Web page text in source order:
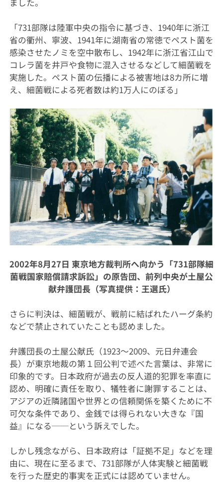
ました。
「731部隊は陸軍中央の指令に基づき、1940年に浙江
省の衢州、寧波、1941年に湖南省の常徳でペスト菌を
感染させたノミを空中散布し、1942年に浙江省江山で
コレラ菌を井戸や食物に混入させるなどして細菌戦を
実施した。ペスト菌の伝播による被害地は8カ所に増
え、細菌戦による死者数は約1万人にのぼる」
2002年8月27日 東京地方裁判所へ向かう「731部隊細
菌戦国家賠償請求訴訟」の原告団、前列中央が土屋公
献弁護団長（写真提供：王選氏）
さらに判決は、細菌戦が、戦前に結ばれたハーグ条約
などで禁止されていたことも認めました。
弁護団長の土屋公献氏（1923～2009、元日弁連会
長）が東京地裁の第１回公判で述べた言葉は、非常に
印象的です。日本政府が過去の反人道的犯罪を率直に
認め、明確に責任を取り、犠牲者に謝罪することは、
アジアの近隣諸国や世界との信頼関係を築くために不
可欠な条件であり、金銭では得られない大きな『国
益』になる──という訴えでした。
しかし残念ながら、日本政府は「証拠不足」などを理
由に、現在に至るまで、731部隊が人体実験と細菌戦
を行った歴史的事実を正式には認めていません。